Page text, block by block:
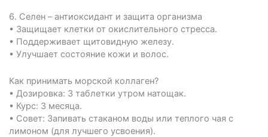
6.⁠ ⁠Селен – антиоксидант и защита организма
• Защищает клетки от окислительного стресса.
• Поддерживает щитовидную железу.
• Улучшает состояние кожи и волос.
Как принимать морской коллаген?
• Дозировка: 3 таблетки утром натощак.
• Курс: 3 месяца.
• Совет: Запивать стаканом воды или теплого чая с
лимоном (для лучшего усвоения).